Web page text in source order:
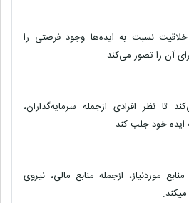
خلاقیت نسبت به ایده‌ها وجود فرصتی را
آن را تصور می‌کند.
تا نظر افرادی ازجمله سرمایه‌گذاران،
ایده خود جلب کند
موردنیاز، ازجمله منابع مالی، نیروی
میکند.